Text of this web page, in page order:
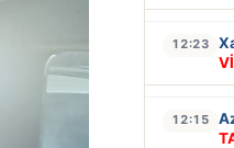
12:23
12:15